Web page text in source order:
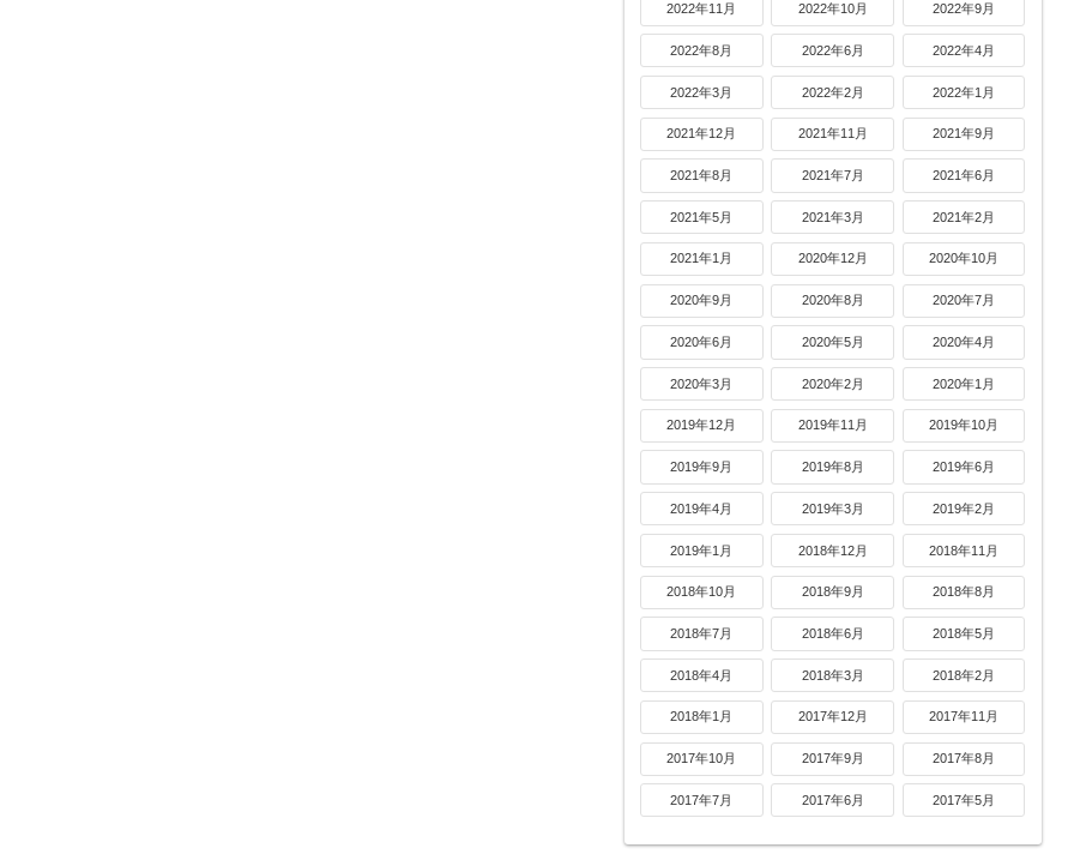
2022年11月 2022年10月 2022年9月
2022年8月 2022年6月 2022年4月
2022年3月 2022年2月 2022年1月
2021年12月 2021年11月 2021年9月
2021年8月 2021年7月 2021年6月
2021年5月 2021年3月 2021年2月
2021年1月 2020年12月 2020年10月
2020年9月 2020年8月 2020年7月
2020年6月 2020年5月 2020年4月
2020年3月 2020年2月 2020年1月
2019年12月 2019年11月 2019年10月
2019年9月 2019年8月 2019年6月
2019年4月 2019年3月 2019年2月
2019年1月 2018年12月 2018年11月
2018年10月 2018年9月 2018年8月
2018年7月 2018年6月 2018年5月
2018年4月 2018年3月 2018年2月
2018年1月 2017年12月 2017年11月
2017年10月 2017年9月 2017年8月
2017年7月 2017年6月 2017年5月